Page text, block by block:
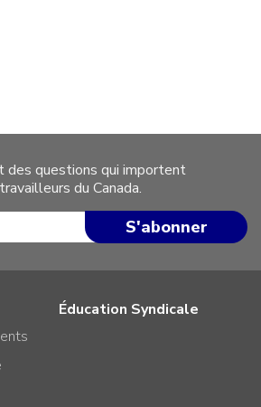
des questions qui importent
du Canada.
Éducation Syndicale